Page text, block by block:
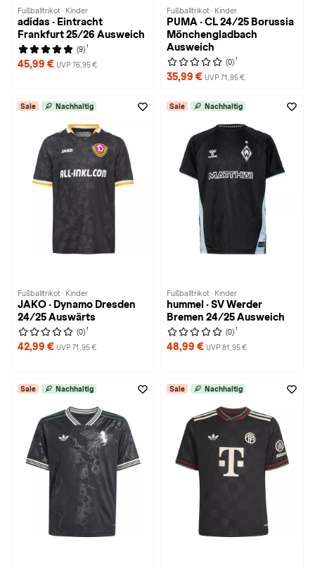
Fußballtrikot · Kinder
adidas · Eintracht
Frankfurt 25/26 Ausweich
(9) 1
45,99 € UVP 76,95 €
Fußballtrikot · Kinder
PUMA · CL 24/25 Borussia
Mönchengladbach
Ausweich
(0) 1
35,99 € UVP 71,95 €
Sale Nachhaltig
Fußballtrikot · Kinder
JAKO · Dynamo Dresden
24/25 Auswärts
(0) 1
42,99 € UVP 71,95 €
Sale Nachhaltig
Fußballtrikot · Kinder
hummel · SV Werder
Bremen 24/25 Ausweich
(0) 1
48,99 € UVP 81,95 €
Sale Nachhaltig Sale Nachhaltig